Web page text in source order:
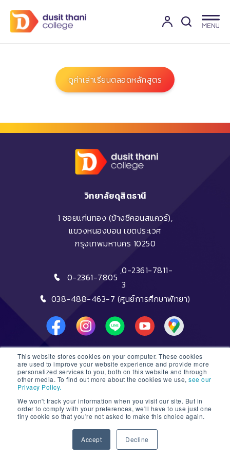
This website stores cookies on your computer. These cookies
are used to improve your website experience and provide more
personalized services to you, both on this website and through
other media. To find out more about the cookies we use, see our
Privacy Policy.
We won't track your information when you visit our site. But in
order to comply with your preferences, we'll have to use just one
tiny cookie so that you're not asked to make this choice again.
Accept Decline
ดูค่าเล่าเรียนตลอดหลักสูตร
วิทยาลัยดุสิตธานี
1 ซอยแก่นทอง (ข้างซีคอนสแควร์),
แขวงหนองบอน เขตประเวศ
กรุงเทพมหานคร 10250
0-2361-7805
,0-2361-7811-
3
038-488-463-7 (ศูนย์การศึกษาพัทยา)
DTC HOTLINE
FAQs
ติดต่อฝ่ายรับสมัครหลักสูตรระยะสั้น
ติดต่อฝ่ายรับสมัครหลักสูตรปริญญา
© 2026 Dusit Thani College |